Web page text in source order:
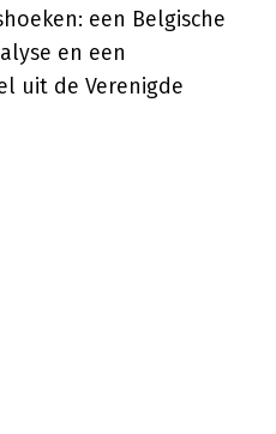
een Belgische
en een
uit de Verenigde